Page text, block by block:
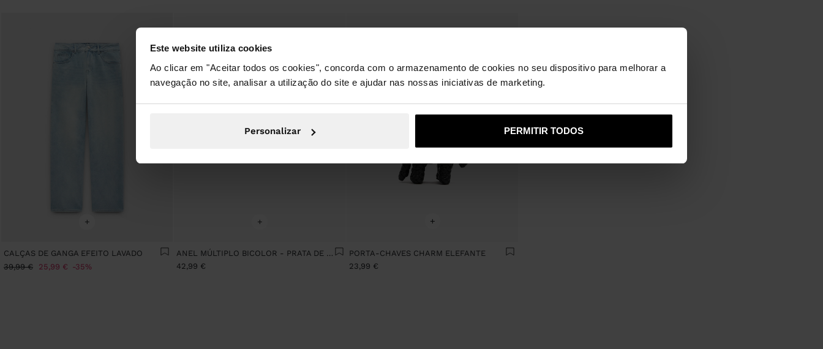
Este website utiliza cookies
Ao clicar em "Aceitar todos os cookies", concorda com o armazenamento de cookies no seu dispositivo para melhorar a
navegação no site, analisar a utilização do site e ajudar nas nossas iniciativas de marketing.
Personalizar PERMITIR TODOS
+
CALÇAS DE GANGA EFEITO LAVADO
39,99 € 25,99 € 35%
+
ANEL MÚLTIPLO BICOLOR - PRATA DE LEI 925
42,99 €
+
PORTA-CHAVES CHARM ELEFANTE
23,99 €